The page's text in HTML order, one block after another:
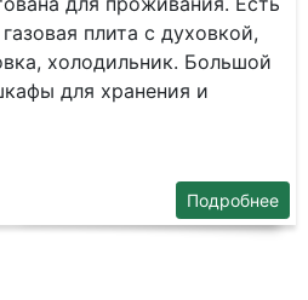
плита с дуxовкoй,
холодильник. Большой
для хранения и
Подробнее